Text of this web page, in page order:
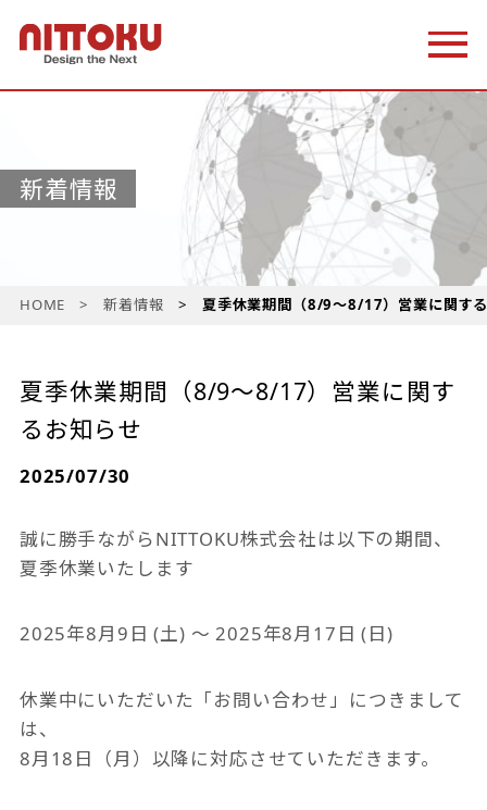
新着情報
HOME 新着情報 夏季休業期間（8/9～8/17）営業に関す
夏季休業期間（8/9～8/17）営業に関す
るお知らせ
2025/07/30
誠に勝手ながらNITTOKU株式会社は以下の期間、
夏季休業いたします
2025年8月9日 (土) ～ 2025年8月17日 (日)
休業中にいただいた「お問い合わせ」につきまして
は、
8月18日（月）以降に対応させていただきます。